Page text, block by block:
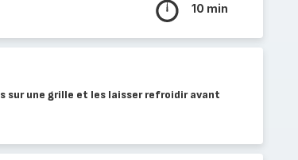
10 min
sur une grille et les laisser refroidir avant